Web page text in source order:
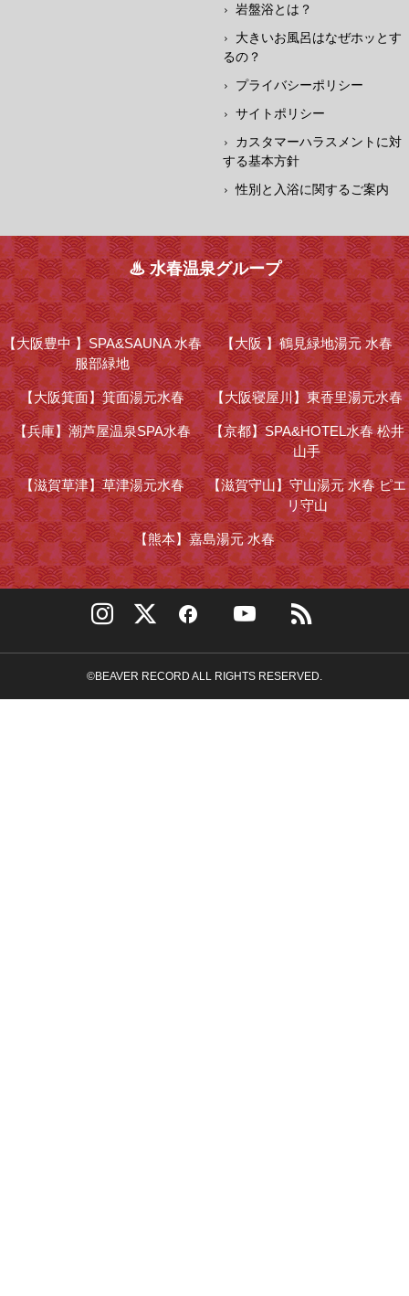
岩盤浴とは？
大きいお風呂はなぜホッとす
るの？
プライバシーポリシー
サイトポリシー
カスタマーハラスメントに対
する基本方針
性別と入浴に関するご案内
♨ 水春温泉グループ
【大阪豊中 】SPA&SAUNA 水春
服部緑地
【大阪 】鶴見緑地湯元 水春
【大阪箕面】箕面湯元水春 【大阪寝屋川】東香里湯元水春
【兵庫】潮芦屋温泉SPA水春 【京都】SPA&HOTEL水春 松井
山手
【滋賀草津】草津湯元水春 【滋賀守山】守山湯元 水春 ピエ
リ守山
【熊本】嘉島湯元 水春
©BEAVER RECORD ALL RIGHTS RESERVED.